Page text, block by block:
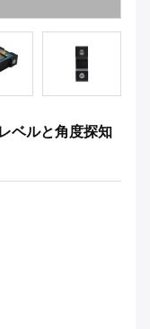
ベルと角度探知